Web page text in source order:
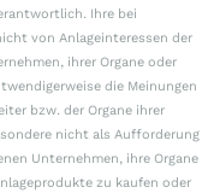
Ihre bei
von Anlageinteressen der
ihrer Organe oder
die Meinungen
bzw. der Organe ihrer
nicht als Aufforderung
Unternehmen, ihre Organe
zu kaufen oder